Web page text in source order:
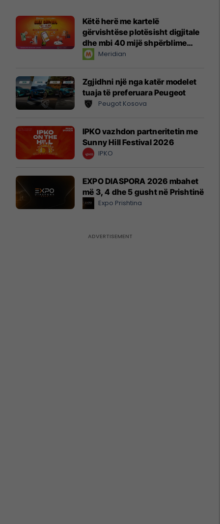
Këtë herë me kartelë
gërvishtëse plotësisht digjitale
dhe mbi 40 mijë shpërblime
instant!Meridian
Zgjidhni një nga katër modelet
tuaja të preferuara Peugeot
Peugot Kosova
IPKO vazhdon partneritetin me
Sunny Hill Festival 2026
IPKO
EXPO DIASPORA 2026 mbahet
më 3, 4 dhe 5 gusht në Prishtinë
Expo Prishtina